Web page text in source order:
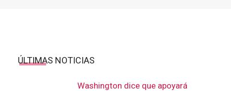
ÚLTIMAS NOTICIAS
Washington dice que apoyará